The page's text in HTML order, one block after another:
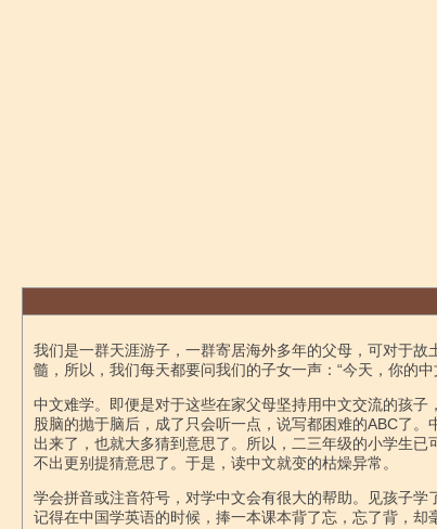
我们是一群天涯游子，一群寄居海外多年的父母，可对于
髓，所以，我们每天都要问我们的子女一声：“今天，你的
中文难学。即便是对于这些在家父母坚持用中文交流的孩
股脑的抛于脑后，成了只会听一点，说写都困难的ABC了
出来了，也就大多猜到意思了。所以，二三年级的小学生
不出更别提猜意思了。于是，读中文就变的枯燥异常。
学会拼音或注音符号，对学中文会有很大的帮助。见孩子
记得在中国学英语的时候，捧一本课本背了忘，忘了背，